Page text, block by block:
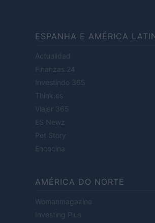
ESPANHA E AMÉRICA
Actualidad
Finanzas 24
Investindo 365
Think.es
Viajar 365
ES Newz
Pet Story
Encocina
AMÉRICA DO NORTE
Womanmagazine
Investing Plus